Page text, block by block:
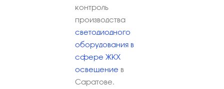
контроль
производства
светодиодного
оборудования в
сфере ЖКХ
освещение в
Саратове.